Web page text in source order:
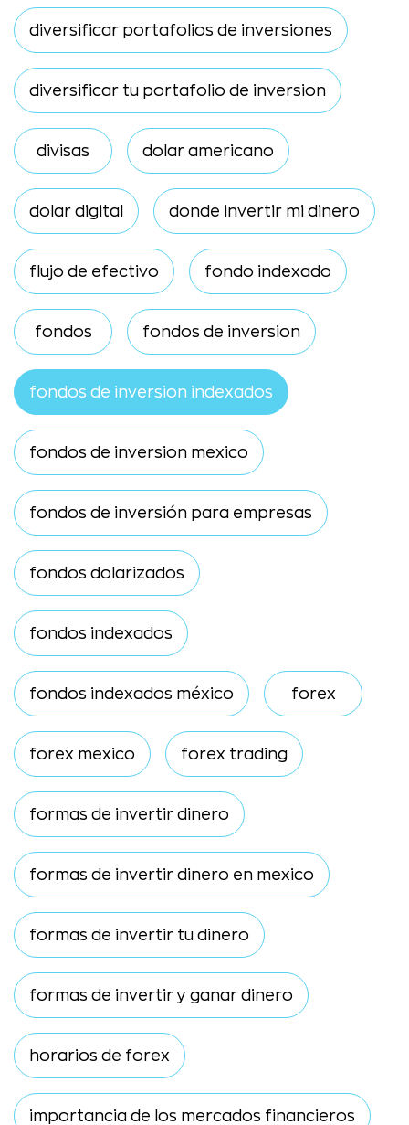
diversificar portafolios de inversiones
diversificar tu portafolio de inversion
divisas dolar americano
dolar digital donde invertir mi dinero
flujo de efectivo fondo indexado
fondos fondos de inversion
fondos de inversion indexados
fondos de inversion mexico
fondos de inversión para empresas
fondos dolarizados
fondos indexados
fondos indexados méxico forex
forex mexico forex trading
formas de invertir dinero
formas de invertir dinero en mexico
formas de invertir tu dinero
formas de invertir y ganar dinero
horarios de forex
importancia de los mercados financieros